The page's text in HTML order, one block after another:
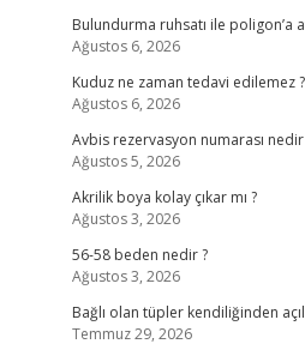
Bulundurma ruhsatı ile poligon’a
Ağustos 6, 2026
Kuduz ne zaman tedavi edilemez ?
Ağustos 6, 2026
Avbis rezervasyon numarası nedir
Ağustos 5, 2026
Akrilik boya kolay çıkar mı ?
Ağustos 3, 2026
56-58 beden nedir ?
Ağustos 3, 2026
Bağlı olan tüpler kendiliğinden
Temmuz 29, 2026